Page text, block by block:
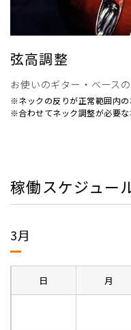
弦高調整
お使いのギター・ベース
※ネックの反りが正常範囲内の
※合わせてネック調整が必要な
稼働スケジュー
3月
日 月